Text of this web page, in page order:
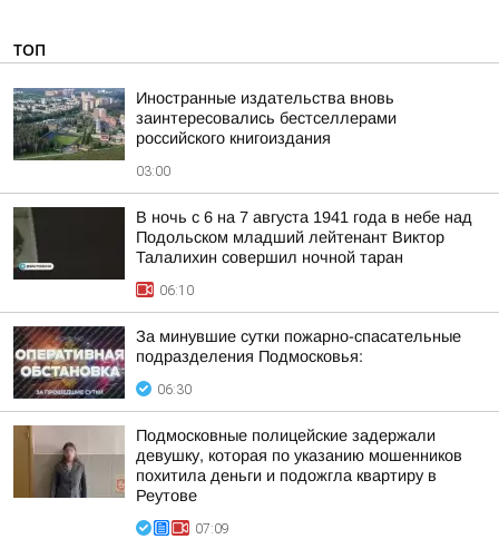
ТОП
Иностранные издательства вновь
заинтересовались бестселлерами
российского книгоиздания
03:00
В ночь с 6 на 7 августа 1941 года в небе над
Подольском младший лейтенант Виктор
Талалихин совершил ночной таран
06:10
За минувшие сутки пожарно-спасательные
подразделения Подмосковья:
06:30
Подмосковные полицейские задержали
девушку, которая по указанию мошенников
похитила деньги и подожгла квартиру в
Реутове
07:09